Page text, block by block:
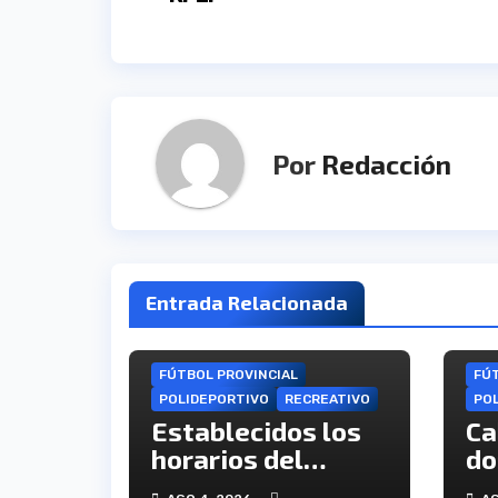
Por Redacción
Entrada Relacionada
FÚTBOL PROVINCIAL
POLIDEPORTIVO
RECREATIVO
Establecidos los
horarios del
Trofeo La Bella de